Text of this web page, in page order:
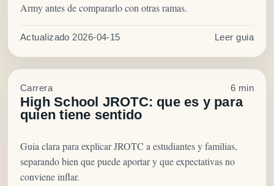
Army antes de compararlo con otras ramas.
Actualizado 2026-04-15 Leer guia
Carrera 6 min
High School JROTC: que es y para
quien tiene sentido
Guia clara para explicar JROTC a estudiantes y familias,
separando bien que puede aportar y que expectativas no
conviene inflar.